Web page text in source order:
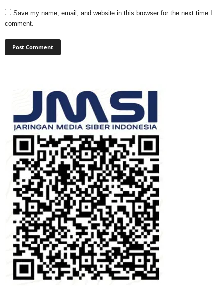
Save my name, email, and website in this browser for the next time I
comment.